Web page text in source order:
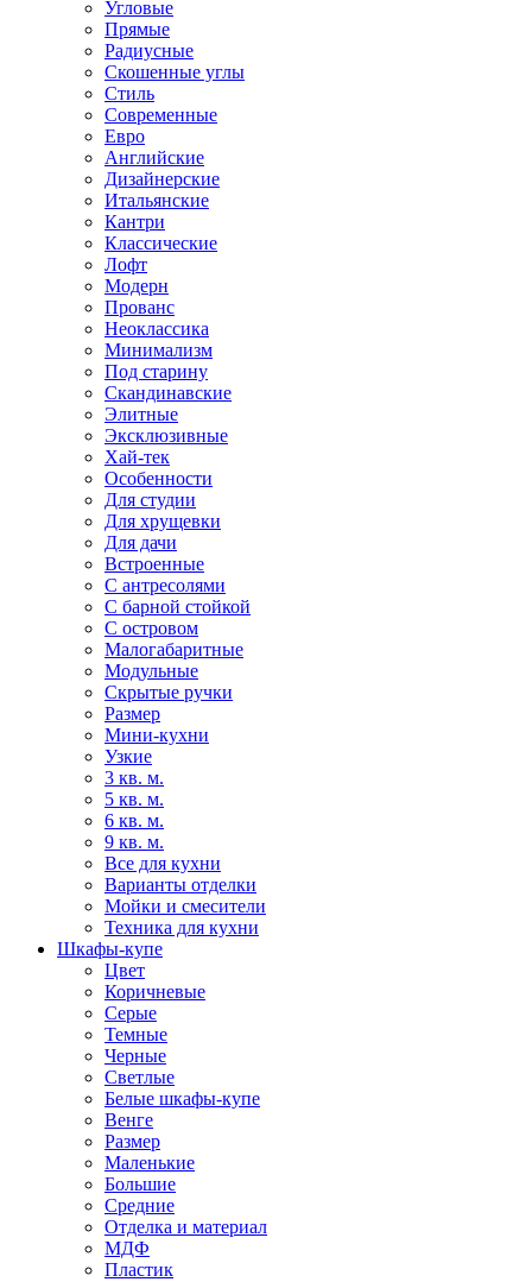
Угловые
Прямые
Радиусные
Скошенные углы
Стиль
Современные
Евро
Английские
Дизайнерские
Итальянские
Кантри
Классические
Лофт
Модерн
Прованс
Неоклассика
Минимализм
Под старину
Скандинавские
Элитные
Эксклюзивные
Хай-тек
Особенности
Для студии
Для хрущевки
Для дачи
Встроенные
С антресолями
С барной стойкой
С островом
Малогабаритные
Модульные
Скрытые ручки
Размер
Мини-кухни
Узкие
3 кв. м.
5 кв. м.
6 кв. м.
9 кв. м.
Все для кухни
Варианты отделки
Мойки и смесители
Техника для кухни
Шкафы-купе
Цвет
Коричневые
Серые
Темные
Черные
Светлые
Белые шкафы-купе
Венге
Размер
Маленькие
Большие
Средние
Отделка и материал
МДФ
Пластик